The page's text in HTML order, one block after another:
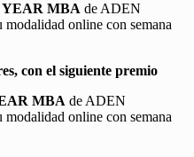
YEAR MBA de ADEN
online con semana
con el siguiente premio
MBA de ADEN
online con semana